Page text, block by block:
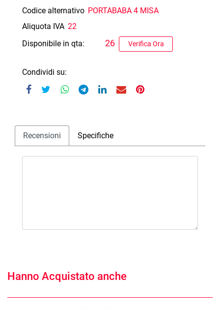
Codice alternativo PORTABABA 4 MISA
Aliquota IVA 22
Disponibile in qta:
Verifica Ora
26
Condividi su:
Recensioni Specifiche
Hanno Acquistato anche